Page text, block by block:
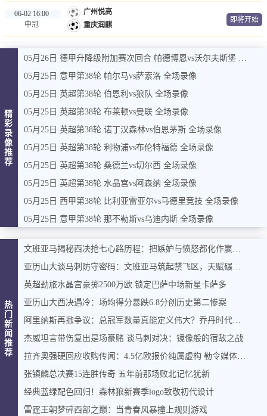
06-02 16:00
中冠
广州悦高
重庆润麒
即将开始
精
彩
录
像
推
荐
05月26日 德甲升降级附加赛次回合 帕德博恩vs沃尔夫斯堡 全场录像
05月25日 意甲第38轮 帕尔马vs萨索洛 全场录像
05月25日 英超第38轮 伯恩利vs狼队 全场录像
05月25日 英超第38轮 布莱顿vs曼联 全场录像
05月25日 英超第38轮 诺丁汉森林vs伯恩茅斯 全场录像
05月25日 英超第38轮 利物浦vs布伦特福德 全场录像
05月25日 英超第38轮 桑德兰vs切尔西 全场录像
05月25日 英超第38轮 水晶宫vs阿森纳 全场录像
05月25日 西甲第38轮 比利亚雷亚尔vs马德里竞技 全场录像
05月25日 意甲第38轮 那不勒斯vs乌迪内斯 全场录像
热
门
新
闻
推
荐
文班亚马揭秘西决抢七心路历程：把嫉妒与愤怒都化作赢球燃料
亚历山大谈马刺防守密码：文班亚马筑起禁飞区，天赋碾压改写比赛逻辑
英超劲旅水晶宫豪掷2500万欧 锁定巴萨中场新星卡萨多
亚历山大西决遇冷：场均得分暴跌6.8分创历史第二惨案
阿里纳斯再掀争议：总冠军数量真能定义伟大？乔丹时代谁才是公认王者
杰威坦言带伤复出是场豪赌 谈马刺对决：镜像般的宿敌之战
拉齐奥强硬回应收购传闻：4.5亿欧报价纯属虚构 勒令媒体撤稿纠错
张镇麟总决赛15连胜传奇 五年前那场败北记忆犹新
经典蓝绿配色回归！森林狼新赛季logo致敬初代设计
雷霆王朝梦碎西部之巅：当青春风暴撞上规则游戏